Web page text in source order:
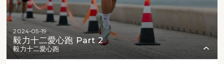
2024-05-19
毅力十二愛心跑 Part 2
毅力十二愛心跑